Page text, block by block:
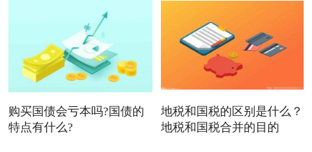
购买国债会亏本吗?国债的
特点有什么?
地税和国税的区别是什么？
地税和国税合并的目的